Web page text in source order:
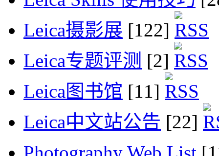
Leica摄影展 [122]
Leica专题评测 [2]
Leica图书馆 [11]
Leica中文站公告 [22]